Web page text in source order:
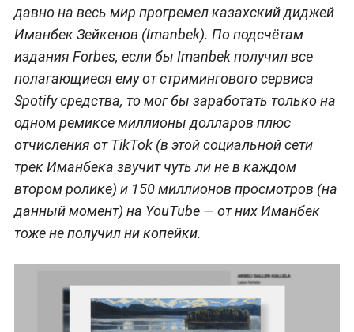
давно на весь мир прогремел казахский диджей
Иманбек Зейкенов (Imanbek). По подсчётам
издания Forbes, если бы Imanbek получил все
полагающиеся ему от стримингового сервиса
Spotify средства, то мог бы заработать только на
одном ремиксе миллионы долларов плюс
отчисления от TikTok (в этой социальной сети
трек Иманбека звучит чуть ли не в каждом
втором ролике) и 150 миллионов просмотров (на
данный момент) на YouTube — от них Иманбек
тоже не получил ни копейки.